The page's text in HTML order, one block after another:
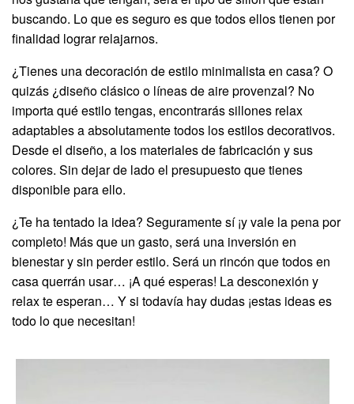
buscando. Lo que es seguro es que todos ellos tienen por
finalidad lograr relajarnos.
¿Tienes una decoración de estilo minimalista en casa? O
quizás ¿diseño clásico o líneas de aire provenzal? No
importa qué estilo tengas, encontrarás sillones relax
adaptables a absolutamente todos los estilos decorativos.
Desde el diseño, a los materiales de fabricación y sus
colores. Sin dejar de lado el presupuesto que tienes
disponible para ello.
¿Te ha tentado la idea? Seguramente sí ¡y vale la pena por
completo! Más que un gasto, será una inversión en
bienestar y sin perder estilo. Será un rincón que todos en
casa querrán usar… ¡A qué esperas! La desconexión y
relax te esperan… Y si todavía hay dudas ¡estas ideas es
todo lo que necesitan!